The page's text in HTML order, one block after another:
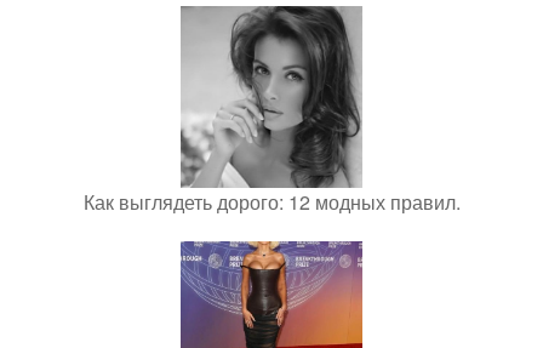
Как выглядеть дорого: 12 модных правил.